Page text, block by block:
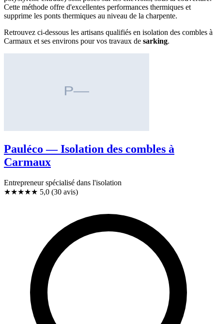
Cette méthode offre d'excellentes performances thermiques et
supprime les ponts thermiques au niveau de la charpente.
Retrouvez ci-dessous les artisans qualifiés en isolation des combles à
Carmaux et ses environs pour vos travaux de sarking.
Pauléco — Isolation des combles à
Carmaux
Entrepreneur spécialisé dans l'isolation
★★★★★ 5,0 (30 avis)